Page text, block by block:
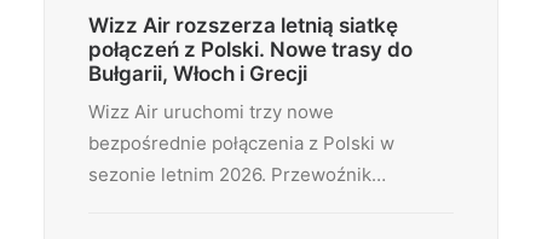
Wizz Air rozszerza letnią siatkę
połączeń z Polski. Nowe trasy do
Bułgarii, Włoch i Grecji
Wizz Air uruchomi trzy nowe
bezpośrednie połączenia z Polski w
sezonie letnim 2026. Przewoźnik…